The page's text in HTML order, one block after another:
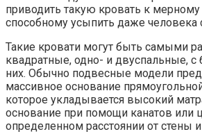
приводить такую кровать к
способному усыпить даже человека
Такие кровати могут быть самыми
квадратные, одно- и двуспальные, с
них. Обычно подвесные модели
массивное основание
которое укладывается высокий
основание при помощи канатов или
определенном расстоянии от стены